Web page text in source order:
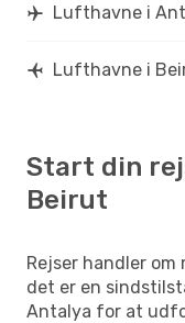
Lufthavne i
Lufthavne i
Start din
Beirut
Rejser handler
det er en
Antalya for at